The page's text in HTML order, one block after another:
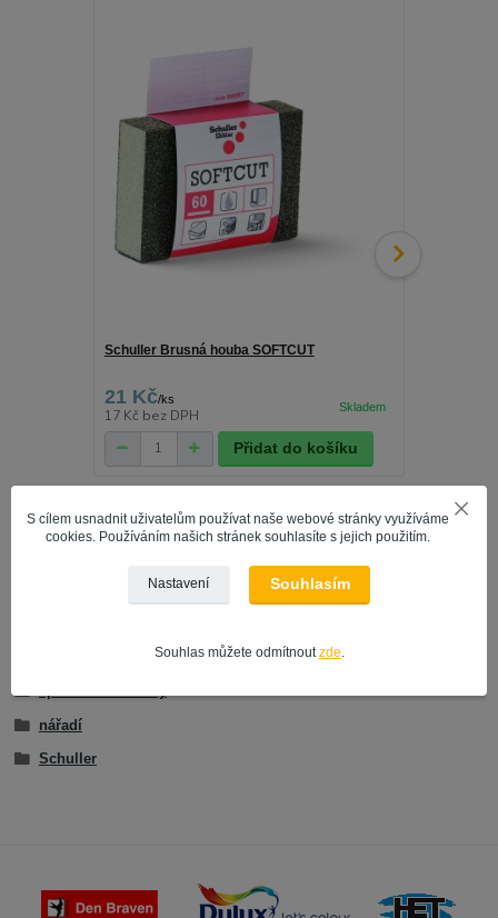
Schuller Brusná houba SOFTCUT
21 Kč/ks
17 Kč bez DPH
Přidat do košíku
Zboží zařazeno v kategoriích
VÝROBCE | ZNAČKA
nářadí
Schuller
S cílem usnadnit uživatelům používat naše webové stránky využíváme
cookies. Používáním našich stránek souhlasíte s jejich použitím.
Nastavení Souhlasím
Souhlas můžete odmítnoutzde.